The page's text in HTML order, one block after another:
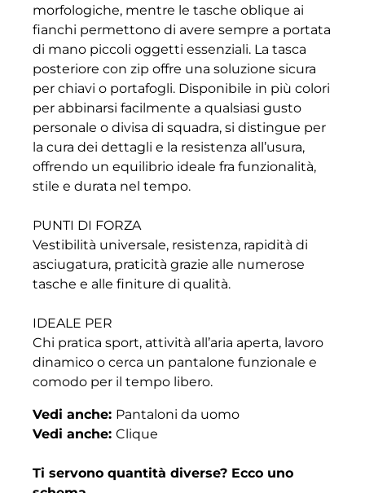
morfologiche, mentre le tasche oblique ai
fianchi permettono di avere sempre a portata
di mano piccoli oggetti essenziali. La tasca
posteriore con zip offre una soluzione sicura
per chiavi o portafogli. Disponibile in più colori
per abbinarsi facilmente a qualsiasi gusto
personale o divisa di squadra, si distingue per
la cura dei dettagli e la resistenza all’usura,
offrendo un equilibrio ideale fra funzionalità,
stile e durata nel tempo.
PUNTI DI FORZA
Vestibilità universale, resistenza, rapidità di
asciugatura, praticità grazie alle numerose
tasche e alle finiture di qualità.
IDEALE PER
Chi pratica sport, attività all’aria aperta, lavoro
dinamico o cerca un pantalone funzionale e
comodo per il tempo libero.
Vedi anche: Pantaloni da uomo
Vedi anche: Clique
Ti servono quantità diverse? Ecco uno